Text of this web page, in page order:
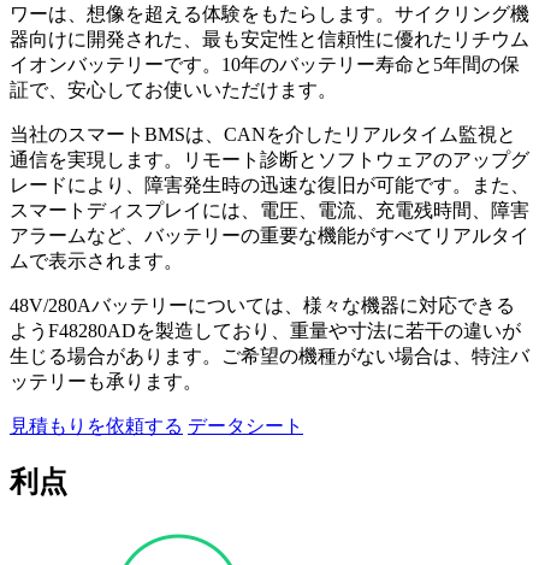
ワーは、想像を超える体験をもたらします。サイクリング機
器向けに開発された、最も安定性と信頼性に優れたリチウム
イオンバッテリーです。10年のバッテリー寿命と5年間の保
証で、安心してお使いいただけます。
当社のスマートBMSは、CANを介したリアルタイム監視と
通信を実現します。リモート診断とソフトウェアのアップグ
レードにより、障害発生時の迅速な復旧が可能です。また、
スマートディスプレイには、電圧、電流、充電残時間、障害
アラームなど、バッテリーの重要な機能がすべてリアルタイ
ムで表示されます。
48V/280Aバッテリーについては、様々な機器に対応できる
ようF48280ADを製造しており、重量や寸法に若干の違いが
生じる場合があります。ご希望の機種がない場合は、特注バ
ッテリーも承ります。
見積もりを依頼する データシート
利点